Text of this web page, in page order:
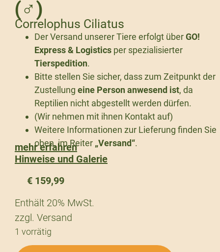
(♂)
Correlophus Ciliatus
Der Versand unserer Tiere erfolgt überGO!
Express & Logistics per spezialisierter
Tierspedition.
Bitte stellen Sie sicher, dass zum Zeitpunkt der
Zustellung eine Person anwesend ist, da
Reptilien nicht abgestellt werden dürfen.
(Wir nehmen mit ihnen Kontakt auf)
Weitere Informationen zur Lieferung finden Sie
oben, im Reiter „Versand“.
mehr erfahren
Hinweise und Galerie
€ 159,99
Enthält 20% MwSt.
zzgl. Versand
1 vorrätig